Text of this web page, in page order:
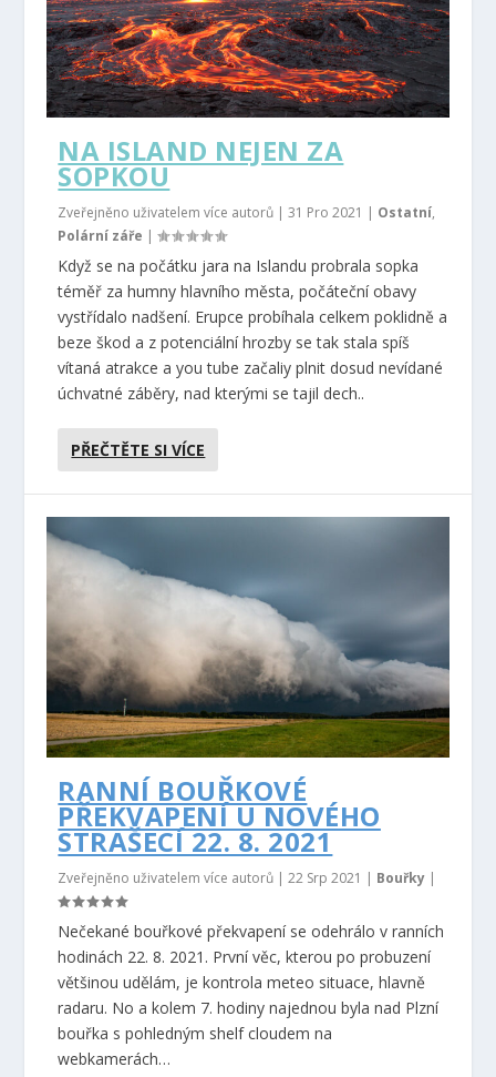
NA ISLAND NEJEN ZA
SOPKOU
Zveřejněno uživatelem více autorů |31 Pro 2021 | Ostatní,
Polární záře |
Když se na počátku jara na Islandu probrala sopka
téměř za humny hlavního města, počáteční obavy
vystřídalo nadšení. Erupce probíhala celkem poklidně a
beze škod a z potenciální hrozby se tak stala spíš
vítaná atrakce a you tube začaliy plnit dosud nevídané
úchvatné záběry, nad kterými se tajil dech..
PŘEČTĚTE SI VÍCE
RANNÍ BOUŘKOVÉ
PŘEKVAPENÍ U NOVÉHO
STRAŠECÍ 22. 8. 2021
Zveřejněno uživatelem více autorů |22 Srp 2021 | Bouřky |
Nečekané bouřkové překvapení se odehrálo v ranních
hodinách 22. 8. 2021. První věc, kterou po probuzení
většinou udělám, je kontrola meteo situace, hlavně
radaru. No a kolem 7. hodiny najednou byla nad Plzní
bouřka s pohledným shelf cloudem na
webkamerách…